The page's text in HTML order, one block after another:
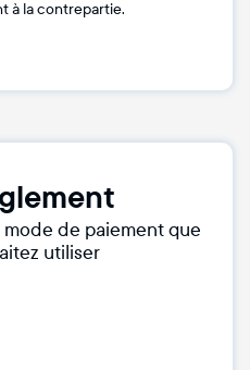
à la contrepartie.
de paiement que
utiliser